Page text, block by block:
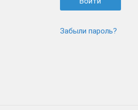
Забыли пароль?